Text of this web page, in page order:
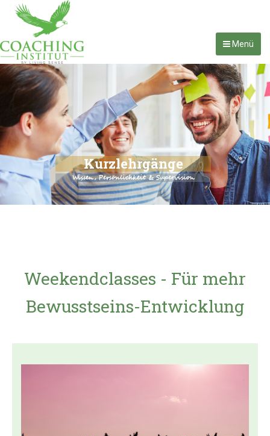
Menü
Kurzlehrgänge
Wissen, Persönlichkeit & Supervision
Weekendclasses - Für mehr
Bewusstseins-Entwicklung